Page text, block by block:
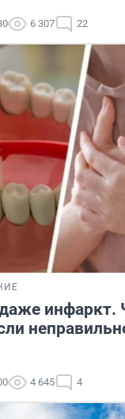
6 307 22
инфаркт.
4 645 4